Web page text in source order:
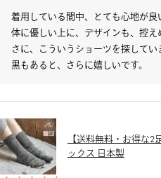
着用している間中、とても心地が
体に優しい上に、デザインも、控
さに、こういうショーツを探して
黒もあると、さらに嬉しいです。
【送料無料・お得な
ックス 日本製